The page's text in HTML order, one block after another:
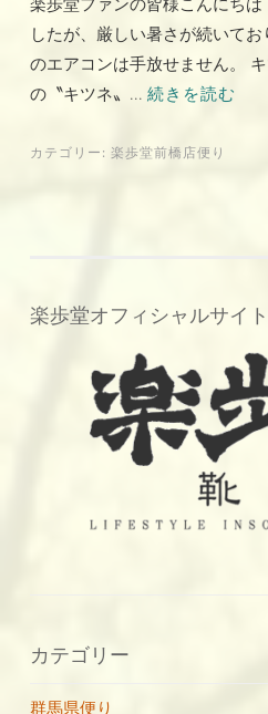
したが、厳しい暑さが続いて
のエアコンは手放せません。
の〝キツネ〟... 続きを読む
カテゴリー: 楽歩堂前橋店便り
楽歩堂オフィシャルサイト
カテゴリー
群馬県便り